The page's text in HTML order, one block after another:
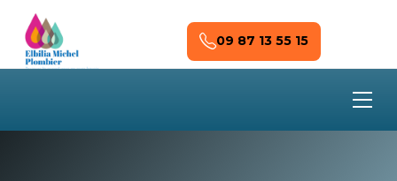
Skip to main content
09 87 13 55 15